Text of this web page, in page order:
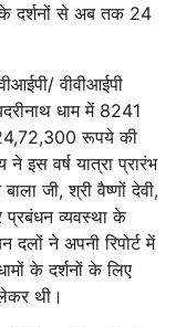
के दर्शनों से अब तक 24
वीवीआईपी
धाम में 8241
रूपये की
इस वर्ष यात्रा प्रारंभ
जी, श्री वैष्णों देवी,
प्रबंधन व्यवस्था के
ने अपनी रिपोर्ट में
के दर्शनों के लिए
थी।